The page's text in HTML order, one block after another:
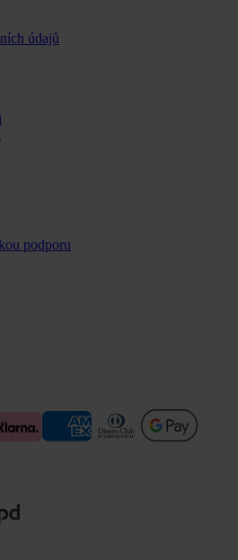
údajů
podporu